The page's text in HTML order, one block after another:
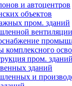
и автоцентров
объектов
пром. зданий
вентиляции
комплексного
пром. зданий
зданий
и